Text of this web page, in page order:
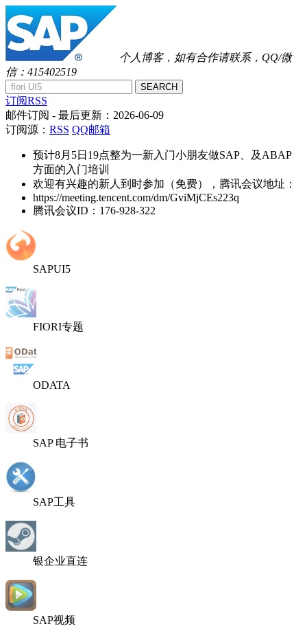
个人博客，如有合作请联系，QQ/微
信：415402519
SEARCH
订阅RSS
邮件订阅 - 最后更新： 2026-06-09
订阅源： RSS QQ邮箱
预计8月5日19点整为一新入门小朋友做SAP、及ABAP
方面的入门培训
欢迎有兴趣的新人到时参加（免费），腾讯会议地址：
https://meeting.tencent.com/dm/GviMjCEs223q
腾讯会议ID：176-928-322
SAPUI5
FIORI专题
ODATA
SAP 电子书
SAP工具
银企业直连
SAP视频